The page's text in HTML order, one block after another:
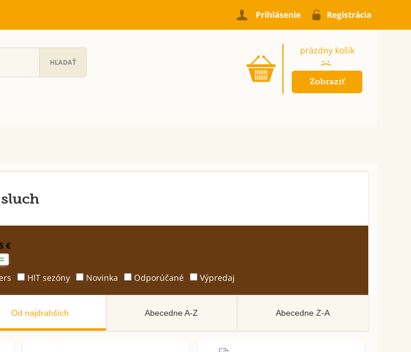
Prihlásenie Registrácia
prázdny košík
:(
Zobraziť
€
HIT sezóny Novinka Odporúčané Výpredaj
Od najdrahších Abecedne A-Z Abecedne Z-A